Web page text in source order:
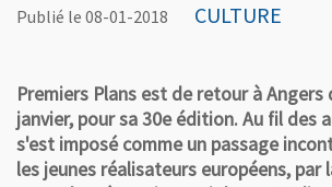
Publié le 08-01-2018 CULTURE
Premiers Plans est de retour à Angers
janvier, pour sa 30e édition. Au fil des
s'est imposé comme un passage
les jeunes réalisateurs européens,